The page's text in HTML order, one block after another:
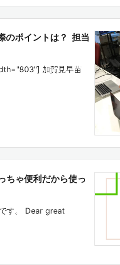
のポイントは？ 担当
加賀見早苗
ちゃ便利だから使っ
す。 Dear great